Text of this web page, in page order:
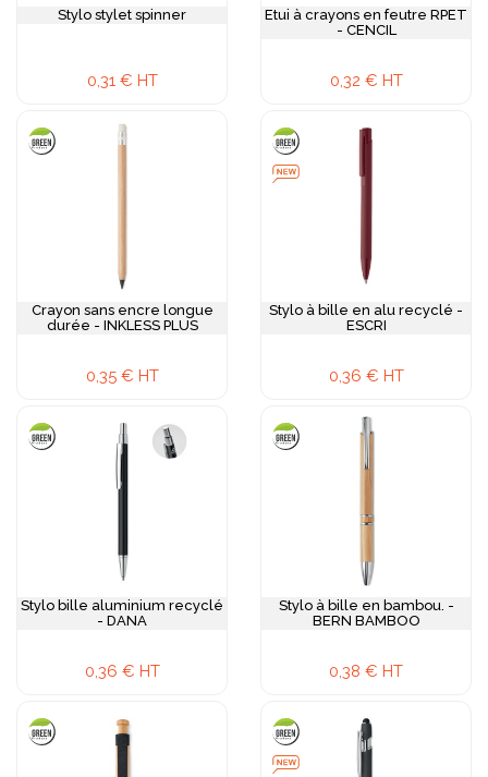
Stylo stylet spinner
0,31 € HT
Etui à crayons en feutre RPET
- CENCIL
0,32 € HT
Crayon sans encre longue
durée - INKLESS PLUS
0,35 € HT
Stylo à bille en alu recyclé -
ESCRI
0,36 € HT
Stylo bille aluminium recyclé
- DANA
0,36 € HT
Stylo à bille en bambou. -
BERN BAMBOO
0,38 € HT